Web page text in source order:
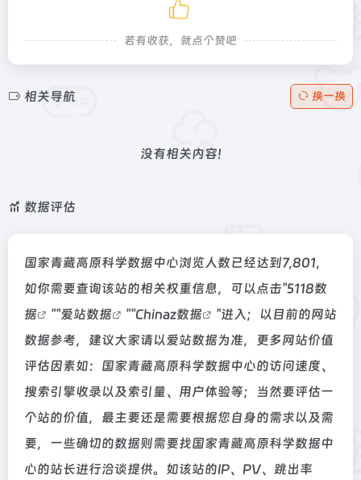
若有收获，就点个赞吧
相关导航 换一换
没有相关内容!
数据评估
国家青藏高原科学数据中心浏览人数已经达到7,801，
如你需要查询该站的相关权重信息，可以点击"5118数
据
""爱站数据 ""Chinaz数据
"进入；以目前的网站
数据参考，建议大家请以爱站数据为准，更多网站价值
评估因素如：国家青藏高原科学数据中心的访问速度、
搜索引擎收录以及索引量、用户体验等；当然要评估一
个站的价值，最主要还是需要根据您自身的需求以及需
要，一些确切的数据则需要找国家青藏高原科学数据中
心的站长进行洽谈提供。如该站的IP、PV、跳出率